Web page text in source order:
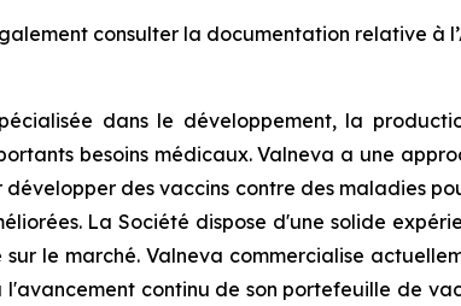
consulter la documentation relative à
dans le développement, la
besoins médicaux. Valneva a une
des vaccins contre des maladies
La Société dispose d'une solide
sur le marché. Valneva commercialise
continu de son portefeuille de